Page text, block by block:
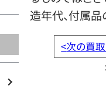
造年代、付属品
<次の買